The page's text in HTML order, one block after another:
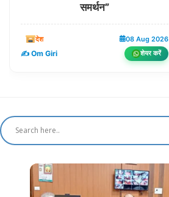
समर्थन”
देश 08 Aug 2026
✍️ Om Giri शेयर करें